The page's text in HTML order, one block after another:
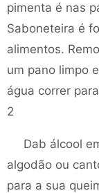
pimenta é nas
Saboneteira é
alimentos.
um pano limpo
água correr
2
Dab álcool
algodão ou
para a sua